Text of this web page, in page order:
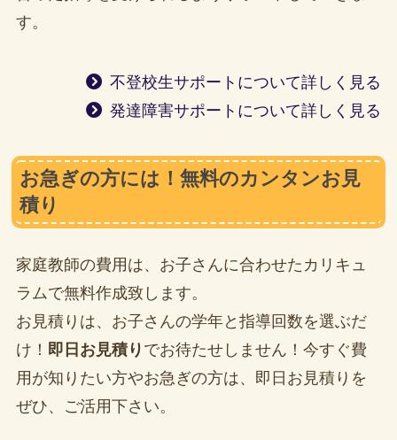
す。
不登校生サポートについて詳しく見る
発達障害サポートについて詳しく見る
お急ぎの方には！無料のカンタンお見
積り
家庭教師の費用は、お子さんに合わせたカリキュ
ラムで無料作成致します。
お見積りは、お子さんの学年と指導回数を選ぶだ
け！ 即日お見積り でお待たせしません！今すぐ費
用が知りたい方やお急ぎの方は、即日お見積りを
ぜひ、ご活用下さい。